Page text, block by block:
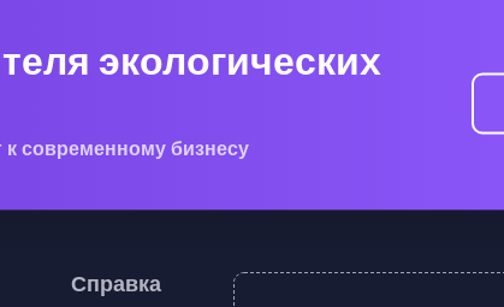
экологических
современному бизнесу
Справка